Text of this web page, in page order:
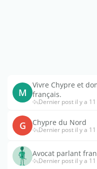
M
Vivre Chypre et
français.
Dernier post il y a
G Chypre du Nord
Dernier post il y a
Avocat parlant
Dernier post il y a